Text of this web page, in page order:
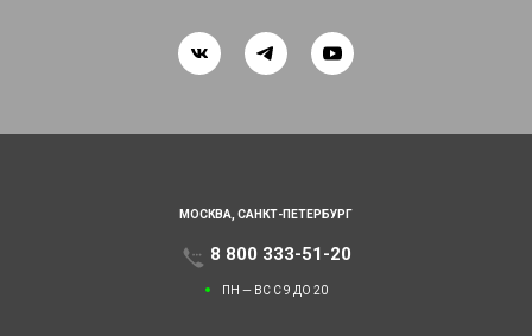
МОСКВА, САНКТ-ПЕТЕРБУРГ
8 800 333-51-20
ПН — ВС С 9 ДО 20